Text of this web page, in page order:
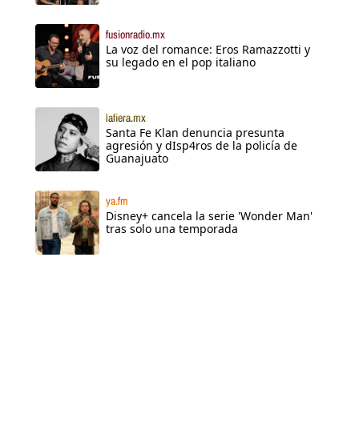
fusionradio.mx
La voz del romance: Eros Ramazzotti y
su legado en el pop italiano
lafiera.mx
Santa Fe Klan denuncia presunta
agresión y dIsp4ros de la policía de
Guanajuato
ya.fm
Disney+ cancela la serie 'Wonder Man'
tras solo una temporada